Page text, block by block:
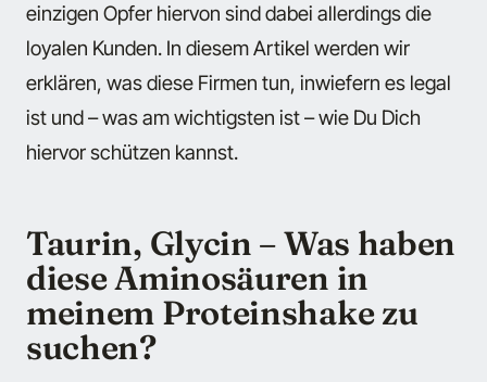
einzigen Opfer hiervon sind dabei allerdings die
loyalen Kunden. In diesem Artikel werden wir
erklären, was diese Firmen tun, inwiefern es legal
ist und – was am wichtigsten ist – wie Du Dich
hiervor schützen kannst.
Taurin, Glycin – Was haben
diese Aminosäuren in
meinem Proteinshake zu
suchen?